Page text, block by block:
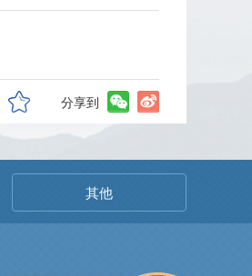
分享到
其他